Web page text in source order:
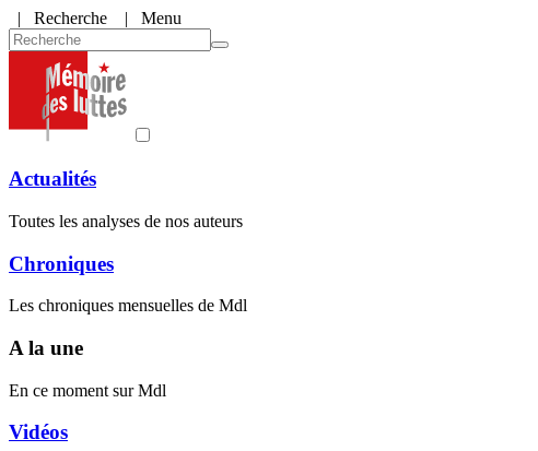
| Recherche | Menu
Actualités
Toutes les analyses de nos auteurs
Chroniques
Les chroniques mensuelles de Mdl
A la une
En ce moment sur Mdl
Vidéos